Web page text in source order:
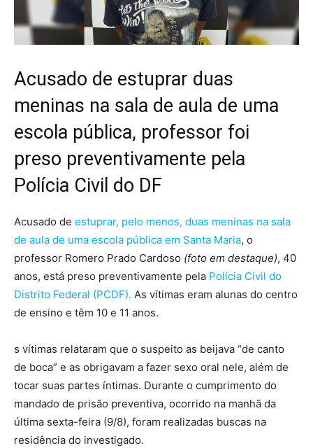
Acusado de estuprar duas
meninas na sala de aula de uma
escola pública, professor foi
preso preventivamente pela
Polícia Civil do DF
Acusado de estuprar, pelo menos, duas meninas na sala
de aula de uma escola pública em Santa Maria, o
professor Romero Prado Cardoso (foto em destaque), 40
anos, está preso preventivamente pela Polícia Civil do
Distrito Federal (PCDF). As vítimas eram alunas do centro
de ensino e têm 10 e 11 anos.
s vítimas relataram que o suspeito as beijava “de canto
de boca” e as obrigavam a fazer sexo oral nele, além de
tocar suas partes íntimas. Durante o cumprimento do
mandado de prisão preventiva, ocorrido na manhã da
última sexta-feira (9/8), foram realizadas buscas na
residência do investigado.